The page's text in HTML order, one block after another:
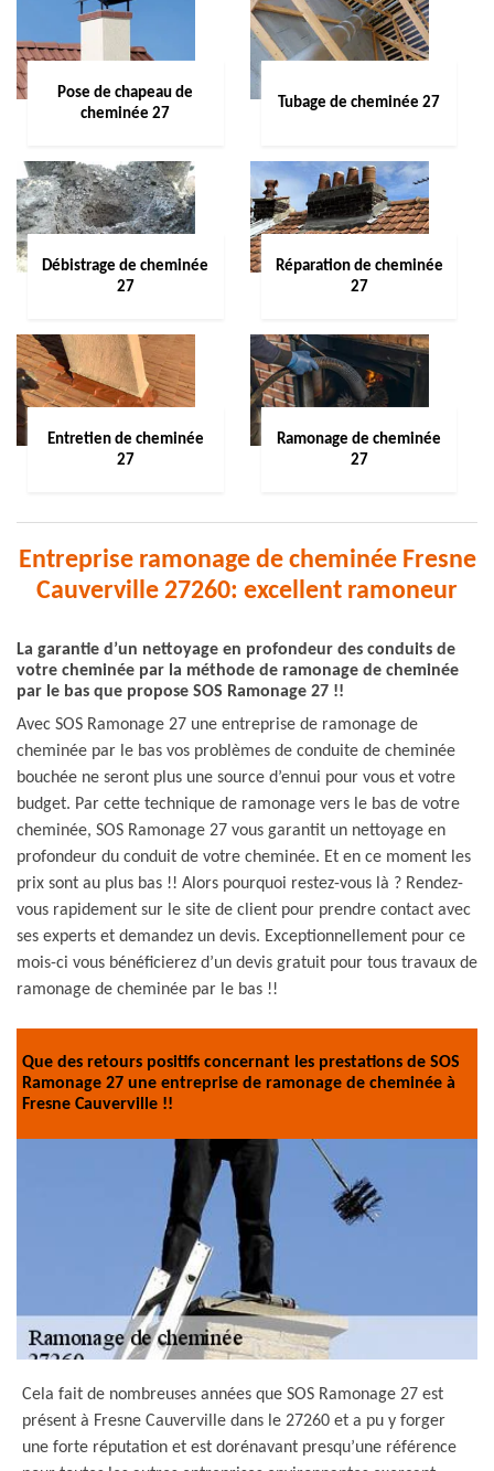
Pose de chapeau de
cheminée 27
Tubage de cheminée 27
Débistrage de cheminée
27
Réparation de cheminée
27
Entretien de cheminée
27
Ramonage de cheminée
27
Entreprise ramonage de cheminée Fresne
Cauverville 27260: excellent ramoneur
La garantie d’un nettoyage en profondeur des conduits de
votre cheminée par la méthode de ramonage de cheminée
par le bas que propose SOS Ramonage 27 !!
Avec SOS Ramonage 27 une entreprise de ramonage de
cheminée par le bas vos problèmes de conduite de cheminée
bouchée ne seront plus une source d’ennui pour vous et votre
budget. Par cette technique de ramonage vers le bas de votre
cheminée, SOS Ramonage 27 vous garantit un nettoyage en
profondeur du conduit de votre cheminée. Et en ce moment les
prix sont au plus bas !! Alors pourquoi restez-vous là ? Rendez-
vous rapidement sur le site de client pour prendre contact avec
ses experts et demandez un devis. Exceptionnellement pour ce
mois-ci vous bénéficierez d’un devis gratuit pour tous travaux de
ramonage de cheminée par le bas !!
Que des retours positifs concernant les prestations de SOS
Ramonage 27 une entreprise de ramonage de cheminée à
Fresne Cauverville !!
Cela fait de nombreuses années que SOS Ramonage 27 est
présent à Fresne Cauverville dans le 27260 et a pu y forger
une forte réputation et est dorénavant presqu’une référence